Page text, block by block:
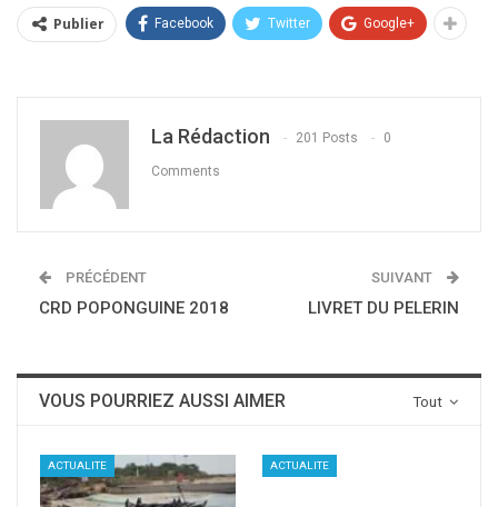
Publier Facebook Twitter Google+
La Rédaction 201 Posts 0
Comments
PRÉCÉDENT
CRD POPONGUINE 2018
SUIVANT
LIVRET DU PELERIN
Tout
VOUS POURRIEZ AUSSI AIMER
ACTUALITE ACTUALITE